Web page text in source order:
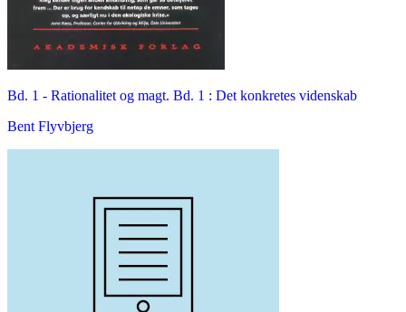
Bd. 1 - Rationalitet og magt. Bd. 1 : Det konkretes videnskab
Bent Flyvbjerg